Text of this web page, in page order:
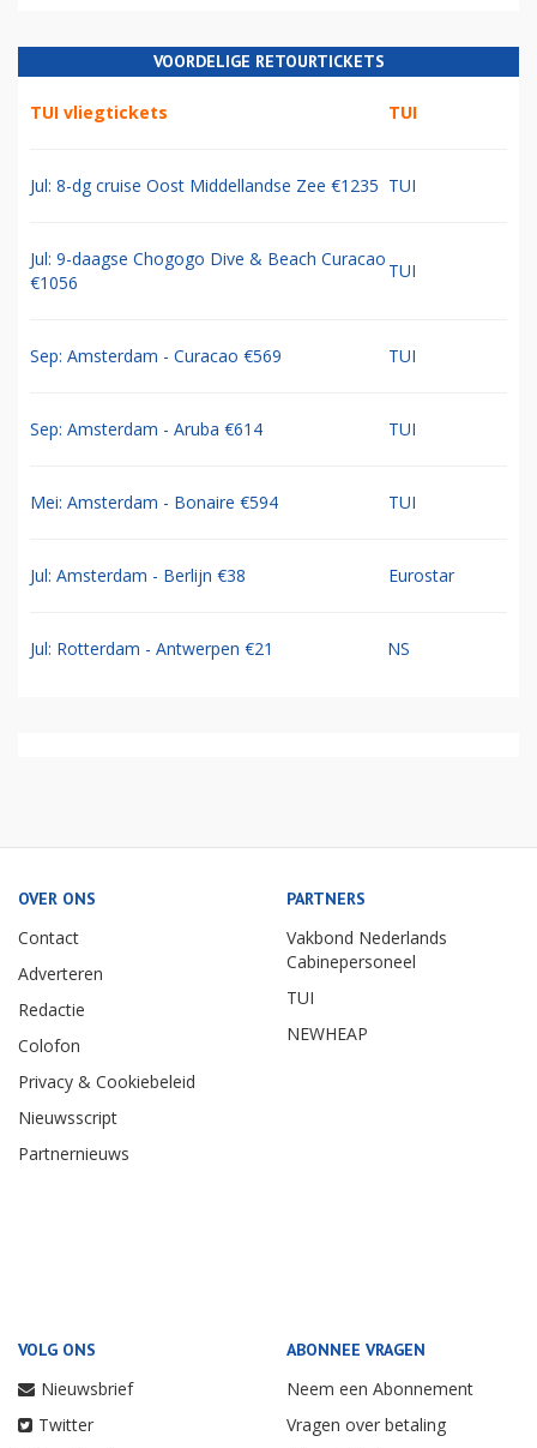
VOORDELIGE RETOURTICKETS
TUI vliegtickets TUI
Jul: 8-dg cruise Oost Middellandse Zee €1235 TUI
Jul: 9-daagse Chogogo Dive & Beach Curacao
€1056
TUI
Sep: Amsterdam - Curacao €569 TUI
Sep: Amsterdam - Aruba €614 TUI
Mei: Amsterdam - Bonaire €594 TUI
Jul: Amsterdam - Berlijn €38 Eurostar
Jul: Rotterdam - Antwerpen €21 NS
OVER ONS
Contact
Adverteren
Redactie
Colofon
Privacy & Cookiebeleid
Nieuwsscript
Partnernieuws
PARTNERS
Vakbond Nederlands
Cabinepersoneel
TUI
NEWHEAP
VOLG ONS
Nieuwsbrief
Twitter
ABONNEE VRAGEN
Neem een Abonnement
Vragen over betaling